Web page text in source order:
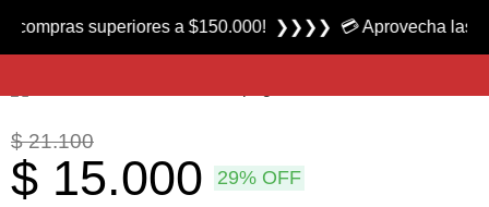
Producto nuevo
Dardo para Ballesta marca Nux
$21.100
$ 15.000 29% OFF
superiores a $150.000! ❯❯❯❯ 💳 Aprovecha las 3